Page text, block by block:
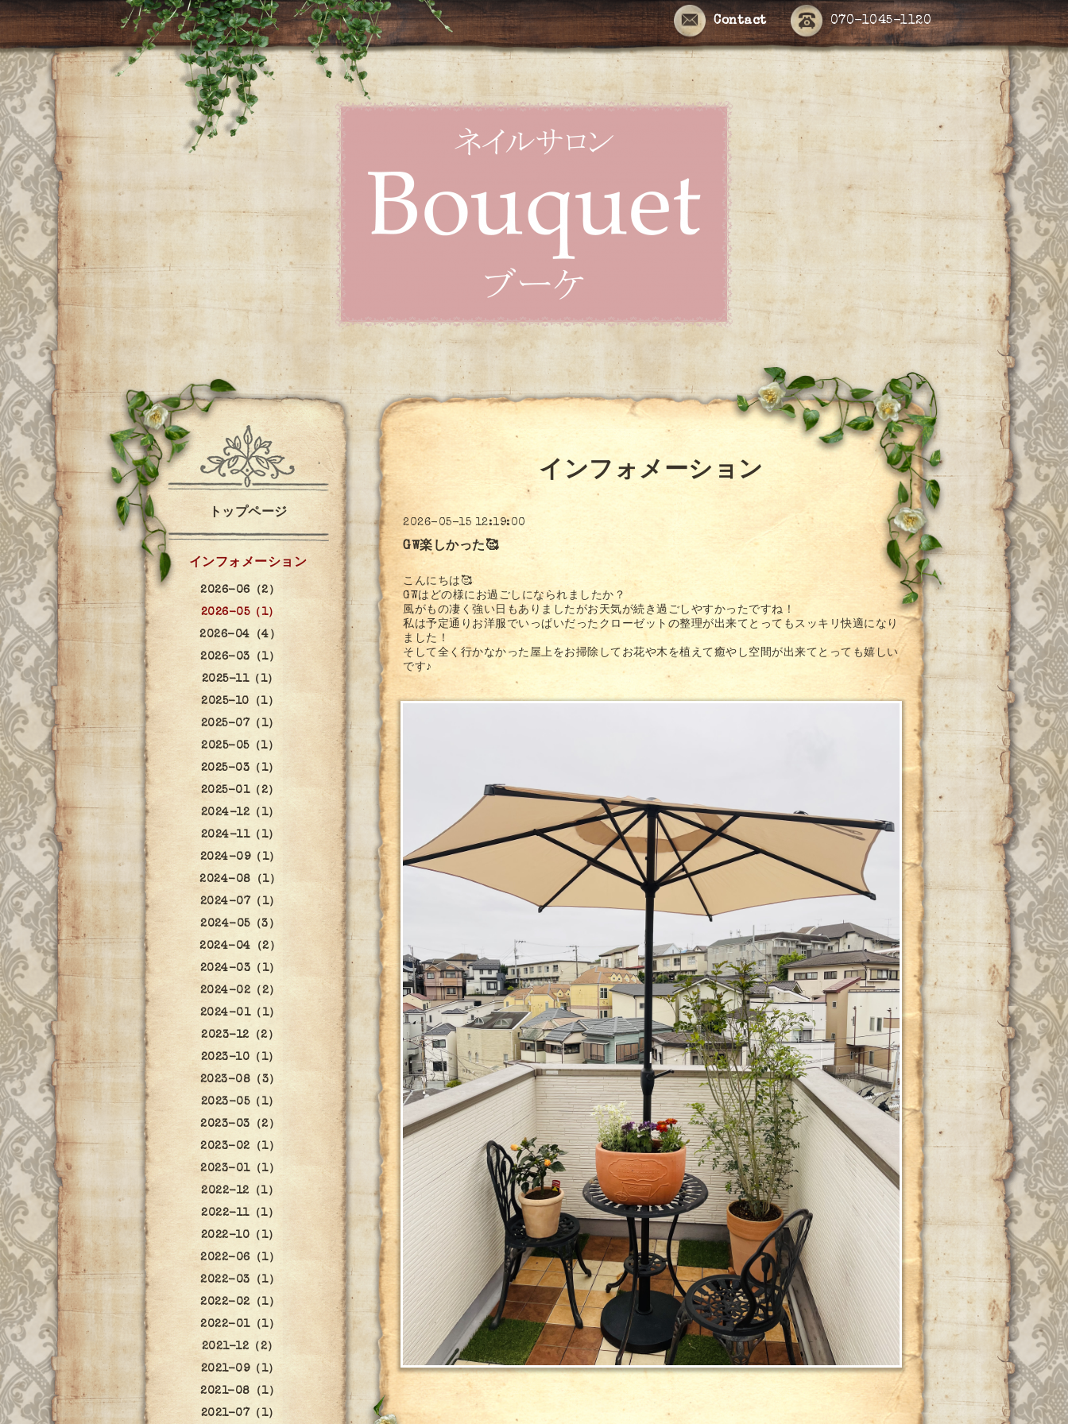
070-1045-1120
Contact
インフォメーション
2026-05-15 12:19:00
GW楽しかった🥰
こんにちは🥰
GWはどの様にお過ごしになられましたか？
風がもの凄く強い日もありましたがお天気が続き過ごしやすかったですね！
私は予定通りお洋服でいっぱいだったクローゼットの整理が出来てとってもスッキリ快適になり
ました！
そして全く行かなかった屋上をお掃除してお花や木を植えて癒やし空間が出来てとっても嬉しい
です♪
トップページ
インフォメーション
2026-06（2）
2026-05（1）
2026-04（4）
2026-03（1）
2025-11（1）
2025-10（1）
2025-07（1）
2025-05（1）
2025-03（1）
2025-01（2）
2024-12（1）
2024-11（1）
2024-09（1）
2024-08（1）
2024-07（1）
2024-05（3）
2024-04（2）
2024-03（1）
2024-02（2）
2024-01（1）
2023-12（2）
2023-10（1）
2023-08（3）
2023-05（1）
2023-03（2）
2023-02（1）
2023-01（1）
2022-12（1）
2022-11（1）
2022-10（1）
2022-06（1）
2022-03（1）
2022-02（1）
2022-01（1）
2021-12（2）
2021-09（1）
2021-08（1）
2021-07（1）